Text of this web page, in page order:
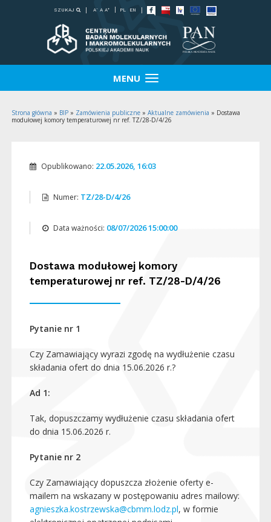
SZUKAJ A- A A+ PL EN
MENU
Strona główna » BIP » Zamówienia publiczne »Aktualne zamówienia » Dostawa
modułowej komory temperaturowej nr ref. TZ/28-D/4/26
Opublikowano: 22.05.2026, 16:03
Numer: TZ/28-D/4/26
Data ważności: 08/07/2026 15:00:00
Dostawa modułowej komory
temperaturowej nr ref. TZ/28-D/4/26
Pytanie nr 1
Czy Zamawiający wyrazi zgodę na wydłużenie czasu
składania ofert do dnia 15.06.2026 r.?
Ad 1:
Tak, dopuszczamy wydłużenie czasu składania ofert
do dnia 15.06.2026 r.
Pytanie nr 2
Czy Zamawiający dopuszcza złożenie oferty e-
mailem na wskazany w postępowaniu adres mailowy:
agnieszka.kostrzewska@cbmm.lodz.pl, w formie